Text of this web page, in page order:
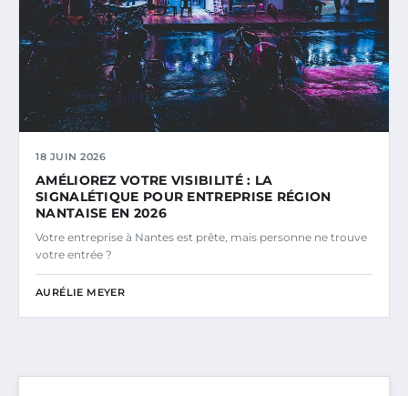
18 JUIN 2026
AMÉLIOREZ VOTRE VISIBILITÉ : LA
SIGNALÉTIQUE POUR ENTREPRISE RÉGION
NANTAISE EN 2026
Votre entreprise à Nantes est prête, mais personne ne trouve
votre entrée ?
AURÉLIE MEYER